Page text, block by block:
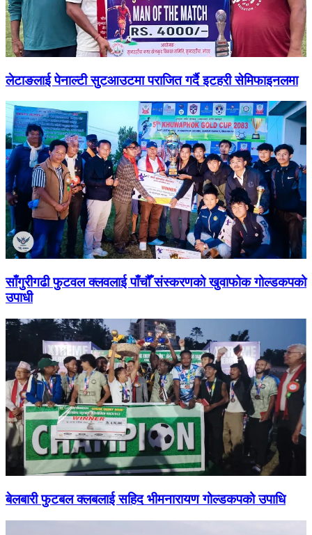
लेटाङलाई पेनाल्टी सुटआउटमा पराजित गर्दै इटहरी सेमिफाइनलमा
साँगुरीगढी फुटवल क्लवलाई पाँचौँ संस्करणको खुवाफोक गोल्डकपको
उपाधी
बेलबारी फुटबल क्लबलाई सहिद भीमनारायण गोल्डकपको उपाधि